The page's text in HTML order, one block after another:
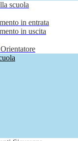
scuola
in entrata
in uscita